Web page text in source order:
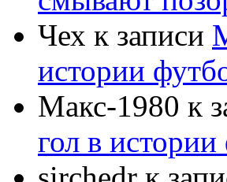
Чех к записи
истории
Макс-1980 к
гол в